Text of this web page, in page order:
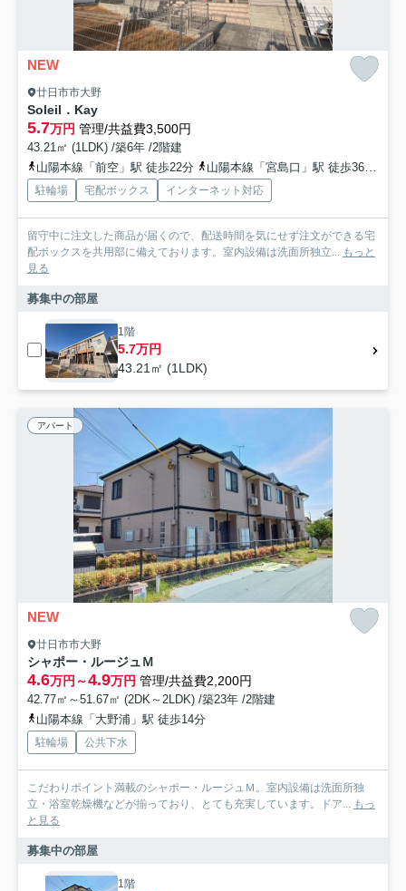
NEW
廿日市市大野
Soleil．Kay
5.7万円 管理/共益費3,500円
43.21㎡ (1LDK) /築6年 /2階建
山陽本線「前空」駅 徒歩22分
山陽本線「宮島口」駅 徒歩36分
駐輪場 宅配ボックス インターネット対応
留守中に注文した商品が届くので、配送時間を気にせず注文ができる宅
配ボックスを共用部に備えております。室内設備は洗面所独立... もっと
見る
募集中の部屋
1階
5.7万円
43.21㎡ (1LDK)
アパート
NEW
廿日市市大野
シャポー・ルージュＭ
4.6万円～4.9万円 管理/共益費2,200円
42.77㎡～51.67㎡ (2DK～2LDK) /築23年 /2階建
山陽本線「大野浦」駅 徒歩14分
駐輪場 公共下水
こだわりポイント満載のシャポー・ルージュＭ。室内設備は洗面所独
立・浴室乾燥機などが揃っており、とても充実しています。ドア... もっ
と見る
募集中の部屋
1階